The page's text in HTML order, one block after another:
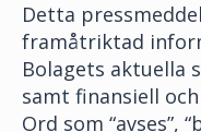
Detta
framåtriktad
Bolagets aktuella
samt finansiell
Ord som “avses”,